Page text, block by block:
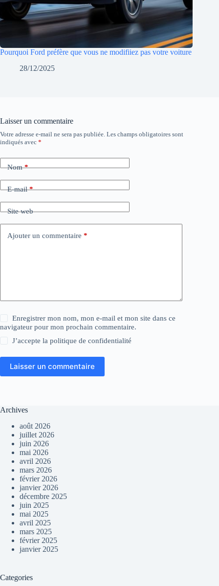
Pourquoi Ford préfère que vous ne modifiiez pas votre voiture
28/12/2025
Laisser un commentaire
Votre adresse e-mail ne sera pas publiée. Les champs obligatoires sont
indiqués avec *
Nom*
E-mail*
Site web
Ajouter un commentaire *
Enregistrer mon nom, mon e-mail et mon site dans ce
navigateur pour mon prochain commentaire.
J’accepte lapolitique de confidentialité
Laisser un commentaire
Archives
août 2026
juillet 2026
juin 2026
mai 2026
avril 2026
mars 2026
février 2026
janvier 2026
décembre 2025
juin 2025
mai 2025
avril 2025
mars 2025
février 2025
janvier 2025
Categories